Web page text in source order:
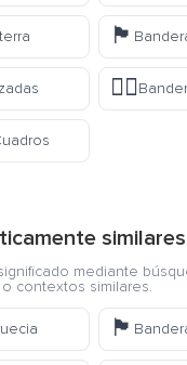
🏴󠁧󠁢󠁳󠁣󠁴󠁿
🏳️‍🌈
similares
mediante
contextos similares.
🏴󠁧󠁢󠁳󠁣󠁴󠁿